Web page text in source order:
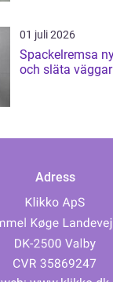
01 juli 2026
Spackelremsa nyckeln till hållbara
och släta väggar
Adress